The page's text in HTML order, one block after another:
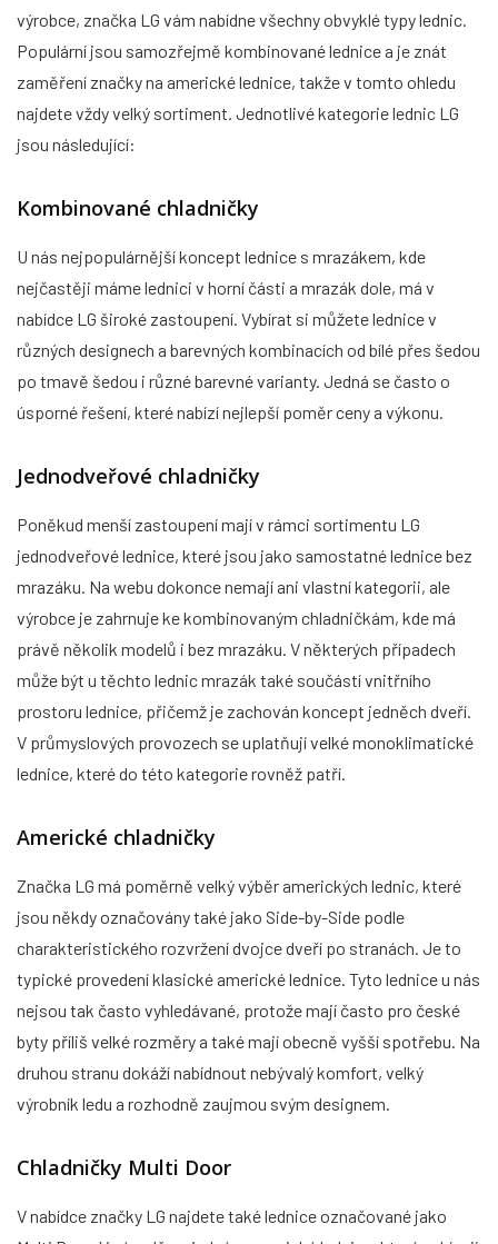
výrobce, značka LG vám nabídne všechny obvyklé typy lednic.
Populární jsou samozřejmě kombinované lednice a je znát
zaměření značky na americké lednice, takže v tomto ohledu
najdete vždy velký sortiment. Jednotlivé kategorie lednic LG
jsou následující:
Kombinované chladničky
U nás nejpopulárnější koncept lednice s mrazákem, kde
nejčastěji máme lednici v horní části a mrazák dole, má v
nabídce LG široké zastoupení. Vybírat si můžete lednice v
různých designech a barevných kombinacích od bílé přes šedou
po tmavě šedou i různé barevné varianty. Jedná se často o
úsporné řešení, které nabízí nejlepší poměr ceny a výkonu.
Jednodveřové chladničky
Poněkud menší zastoupení mají v rámci sortimentu LG
jednodveřové lednice, které jsou jako samostatné lednice bez
mrazáku. Na webu dokonce nemají ani vlastní kategorii, ale
výrobce je zahrnuje ke kombinovaným chladničkám, kde má
právě několik modelů i bez mrazáku. V některých případech
může být u těchto lednic mrazák také součástí vnitřního
prostoru lednice, přičemž je zachován koncept jedněch dveří.
V průmyslových provozech se uplatňují velké monoklimatické
lednice, které do této kategorie rovněž patří.
Americké chladničky
Značka LG má poměrně velký výběr amerických lednic, které
jsou někdy označovány také jako Side-by-Side podle
charakteristického rozvržení dvojce dveří po stranách. Je to
typické provedení klasické americké lednice. Tyto lednice u nás
nejsou tak často vyhledávané, protože mají často pro české
byty příliš velké rozměry a také mají obecně vyšší spotřebu. Na
druhou stranu dokáží nabídnout nebývalý komfort, velký
výrobník ledu a rozhodně zaujmou svým designem.
Chladničky Multi Door
V nabídce značky LG najdete také lednice označované jako